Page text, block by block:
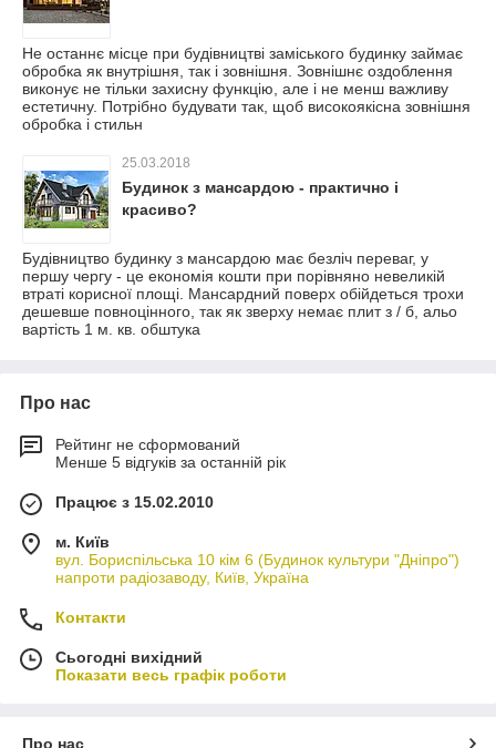
Не останнє місце при будівництві заміського будинку займає
обробка як внутрішня, так і зовнішня. Зовнішнє оздоблення
виконує не тільки захисну функцію, але і не менш важливу
естетичну. Потрібно будувати так, щоб високоякісна зовнішня
обробка і стильн
25.03.2018
Будинок з мансардою - практично і
красиво?
Будівництво будинку з мансардою має безліч переваг, у
першу чергу - це економія кошти при порівняно невеликій
втраті корисної площі. Мансардний поверх обійдеться трохи
дешевше повноцінного, так як зверху немає плит з / б, альо
вартість 1 м. кв. обштука
Про нас
Рейтинг не сформований
Менше 5 відгуків за останній рік
Працює з 15.02.2010
м. Київ
вул. Бориспільська 10 кім 6 (Будинок культури "Дніпро")
напроти радіозаводу, Київ, Україна
Контакти
Сьогодні вихідний
Показати весь графік роботи
Про нас